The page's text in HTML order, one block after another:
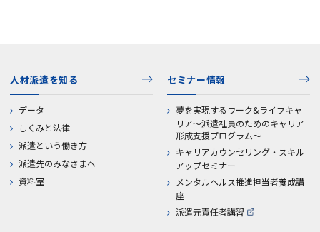
人材派遣を知る
データ
しくみと法律
派遣という働き方
派遣先のみなさまへ
資料室
セミナー情報
夢を実現するワーク&ライフキャ
リア～派遣社員のためのキャリア
形成支援プログラム～
キャリアカウンセリング・スキル
アップセミナー
メンタルヘルス推進担当者養成講
座
派遣元責任者講習